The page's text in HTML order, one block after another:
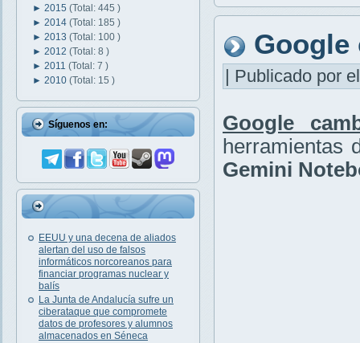
► 2015 (Total: 445 )
► 2014 (Total: 185 )
► 2013 (Total: 100 )
► 2012 (Total: 8 )
► 2011 (Total: 7 )
► 2010 (Total: 15 )
Síguenos en:
EEUU y una decena de aliados
alertan del uso de falsos
informáticos norcoreanos para
financiar programas nuclear y
balís
La Junta de Andalucía sufre un
ciberataque que compromete
datos de profesores y alumnos
almacenados en Séneca
Google
| Publicado por
Google
herramientas
Gemini